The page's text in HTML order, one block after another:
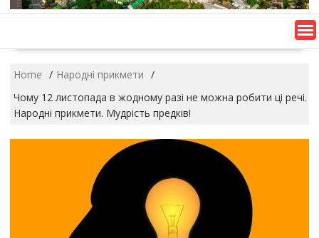
t
Home
Народні прикмети
Чому 12 листопада в жодному разі не можна робити ці речі.
Народні прикмети. Мудрість предків!